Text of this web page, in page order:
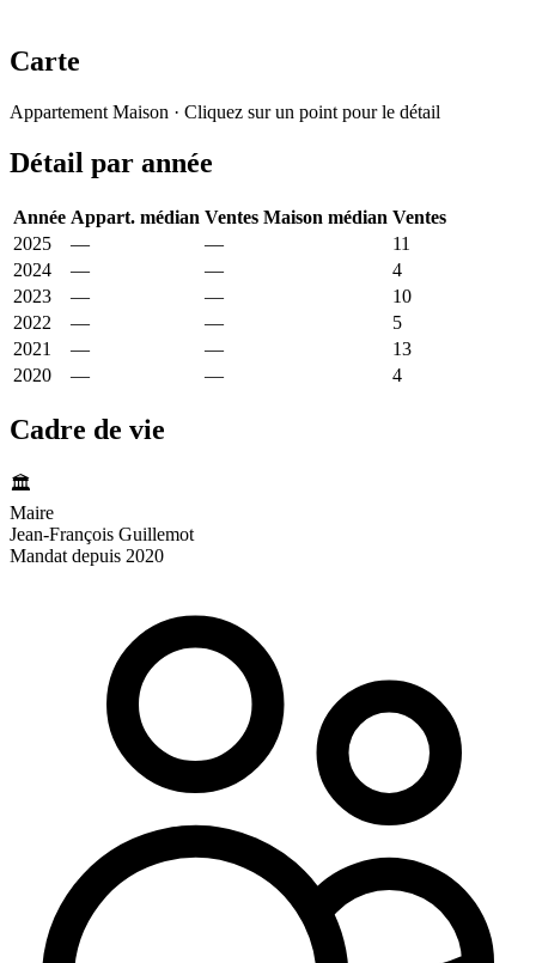
Carte
−
Appartement Maison · Cliquez sur un point pour le détail
Détail par année
Année Appart. médian Ventes Maison médian Ventes
2025
— —
11
2024
— —
4
2023
— —
10
2022
— —
5
2021
— —
13
2020
— — 4
Cadre de vie
🏛️
Maire
Jean-François Guillemot
Mandat depuis 2020